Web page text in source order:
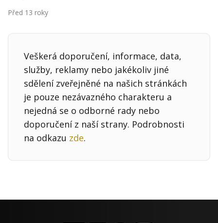
Před 13 roky
Veškerá doporučení, informace, data,
služby, reklamy nebo jakékoliv jiné
sdělení zveřejněné na našich stránkách
je pouze nezávazného charakteru a
nejedná se o odborné rady nebo
doporučení z naší strany. Podrobnosti
na odkazu zde.